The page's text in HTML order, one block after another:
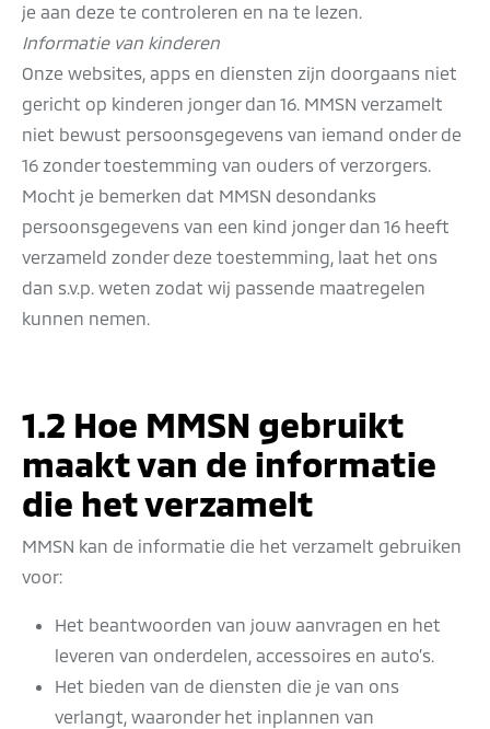
je aan deze te controleren en na te lezen.
Informatie van kinderen
Onze websites, apps en diensten zijn doorgaans niet
gericht op kinderen jonger dan 16. MMSN verzamelt
niet bewust persoonsgegevens van iemand onder de
16 zonder toestemming van ouders of verzorgers.
Mocht je bemerken dat MMSN desondanks
persoonsgegevens van een kind jonger dan 16 heeft
verzameld zonder deze toestemming, laat het ons
dan s.v.p. weten zodat wij passende maatregelen
kunnen nemen.
1.2 Hoe MMSN gebruikt
maakt van de informatie
die het verzamelt
MMSN kan de informatie die het verzamelt gebruiken
voor:
Het beantwoorden van jouw aanvragen en het
leveren van onderdelen, accessoires en auto’s.
Het bieden van de diensten die je van ons
verlangt, waaronder het inplannen van